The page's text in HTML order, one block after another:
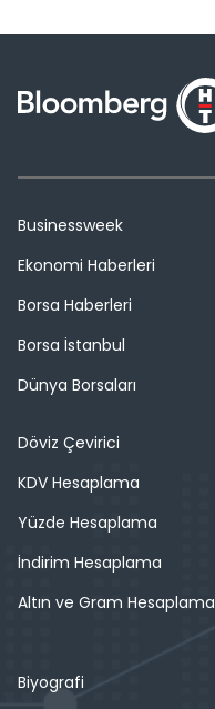
Businessweek
Ekonomi Haberleri
Borsa Haberleri
Borsa İstanbul
Dünya Borsaları
Döviz Çevirici
KDV Hesaplama
Yüzde Hesaplama
İndirim Hesaplama
Altın ve Gram Hesaplama
Biyografi